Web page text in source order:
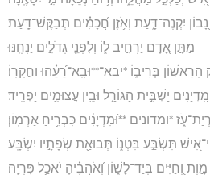
יִקְנֶה־דָּ֑עַת וְאֹ֥זֶן חֲ֝כָמִ֗ים תְּבַקֶּשׁ־דָּֽעַת׃
מַתָּ֣ן אָ֭דָם יַרְחִ֣יב ל֑וֹ וְלִפְנֵ֖י גְדֹלִ֣ים יַנְחֶֽנּוּ׃
הָרִאשׁ֣וֹן בְּרִיב֑וֹ *יבא־**וּבָֽא־רֵ֝עֵ֗הוּ וַחֲקָרֽוֹ׃
מִ֭דְיָנִים יַשְׁבִּ֣ית הַגּוֹרָ֑ל וּבֵ֖ין עֲצוּמִ֣ים יַפְרִֽיד׃
*ומדונים **וּ֝מִדְיָנִ֗ים כִּבְרִ֥יחַ אַרְמֽוֹן׃
תִּשְׂבַּ֣ע בִּטְנ֑וֹ תְּבוּאַ֖ת שְׂפָתָ֣יו יִשְׂבָּֽע׃
מָ֣וֶת וְ֭חַיִּים בְּיַד־לָשׁ֑וֹן וְ֝אֹהֲבֶ֗יהָ יֹאכַ֥ל פִּרְיָֽהּ׃